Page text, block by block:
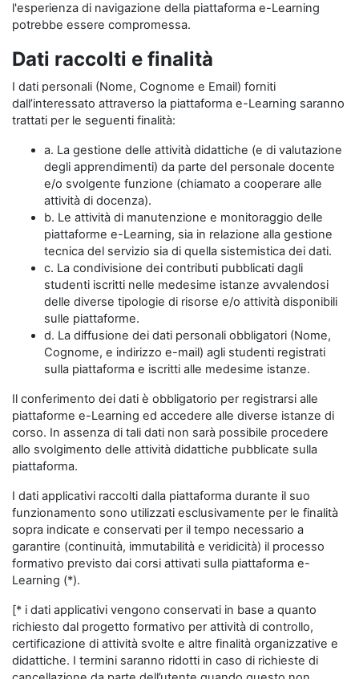
l'esperienza di navigazione della piattaforma e-Learning
potrebbe essere compromessa.
Dati raccolti e finalità
I dati personali (Nome, Cognome e Email) forniti
dall’interessato attraverso la piattaforma e-Learning saranno
trattati per le seguenti finalità:
a. La gestione delle attività didattiche (e di valutazione
degli apprendimenti) da parte del personale docente
e/o svolgente funzione (chiamato a cooperare alle
attività di docenza).
b. Le attività di manutenzione e monitoraggio delle
piattaforme e-Learning, sia in relazione alla gestione
tecnica del servizio sia di quella sistemistica dei dati.
c. La condivisione dei contributi pubblicati dagli
studenti iscritti nelle medesime istanze avvalendosi
delle diverse tipologie di risorse e/o attività disponibili
sulle piattaforme.
d. La diffusione dei dati personali obbligatori (Nome,
Cognome, e indirizzo e-mail) agli studenti registrati
sulla piattaforma e iscritti alle medesime istanze.
Il conferimento dei dati è obbligatorio per registrarsi alle
piattaforme e-Learning ed accedere alle diverse istanze di
corso. In assenza di tali dati non sarà possibile procedere
allo svolgimento delle attività didattiche pubblicate sulla
piattaforma.
I dati applicativi raccolti dalla piattaforma durante il suo
funzionamento sono utilizzati esclusivamente per le finalità
sopra indicate e conservati per il tempo necessario a
garantire (continuità, immutabilità e veridicità) il processo
formativo previsto dai corsi attivati sulla piattaforma e-
Learning (*).
[* i dati applicativi vengono conservati in base a quanto
richiesto dal progetto formativo per attività di controllo,
certificazione di attività svolte e altre finalità organizzative e
didattiche. I termini saranno ridotti in caso di richieste di